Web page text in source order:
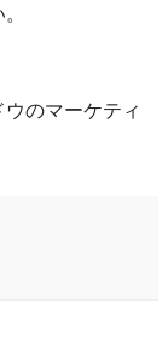
のマーケティ